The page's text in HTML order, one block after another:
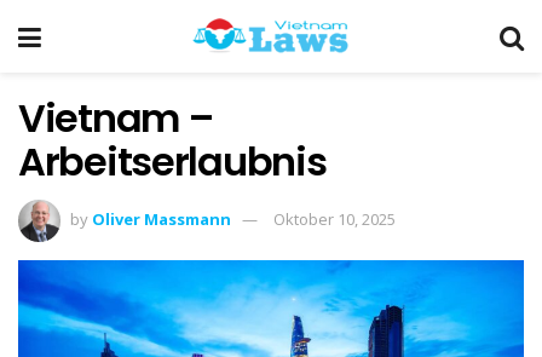
Vietnam –
Arbeitserlaubnis
by Oliver Massmann Oktober 10, 2025